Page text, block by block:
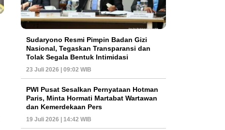
Sudaryono Resmi Pimpin Badan Gizi
Nasional, Tegaskan Transparansi dan
Tolak Segala Bentuk Intimidasi
23 Juli 2026 | 09:02 WIB
PWI Pusat Sesalkan Pernyataan Hotman
Paris, Minta Hormati Martabat Wartawan
dan Kemerdekaan Pers
19 Juli 2026 | 14:42 WIB